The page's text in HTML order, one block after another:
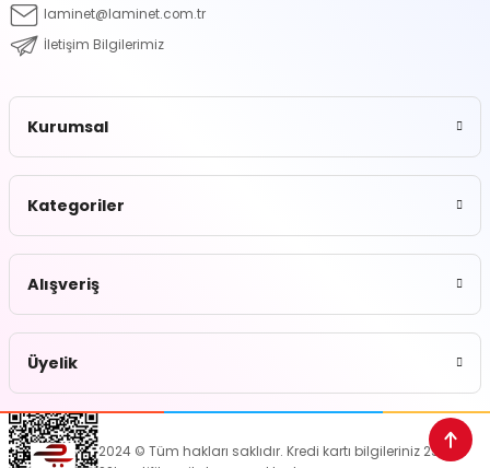
laminet@laminet.com.tr
İletişim Bilgilerimiz
Kurumsal
Kategoriler
Alışveriş
Üyelik
2024 © Tüm hakları saklıdır. Kredi kartı bilgileriniz 256bit